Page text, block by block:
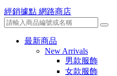
經銷據點 網路商店
最新商品
New Arrivals
男款服飾
女款服飾